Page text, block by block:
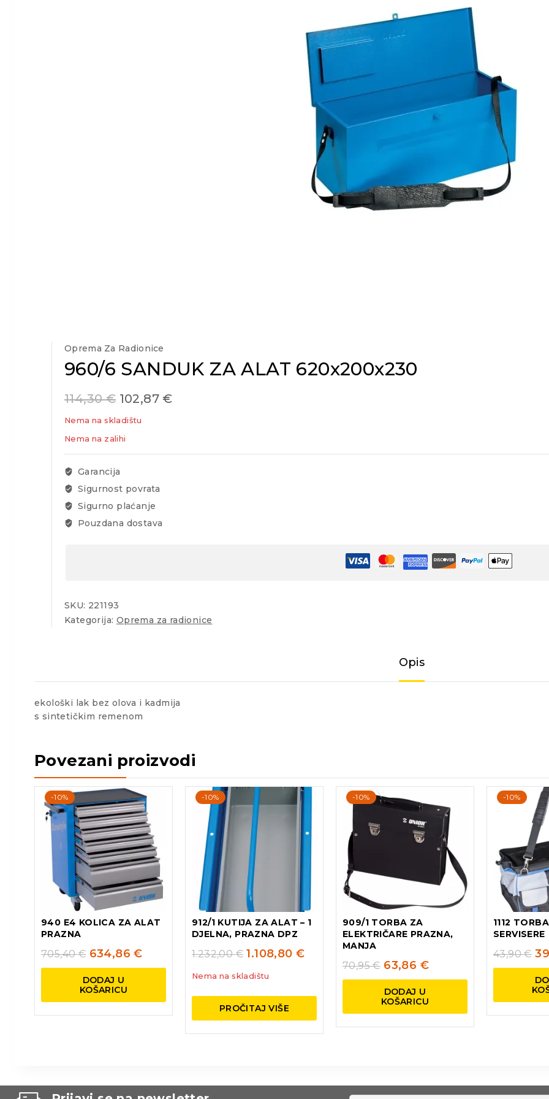
Oprema Za Radionice
960/6 SANDUK ZA ALAT 620x200x230
114,30€ 102,87 €
Nema na skladištu
Nema na zalihi
Garancija
Sigurnost povrata
Sigurno plaćanje
Pouzdana dostava
SKU: 221193
Kategorija: Oprema za radionice
Opis
ekološki lak bez olova i kadmija
s sintetičkim remenom
Povezani proizvodi
-10%
940 E4 KOLICA ZA ALAT
PRAZNA
705,40€ 634,86€
DODAJ U
KOŠARICU
-10%
912/1 KUTIJA ZA ALAT – 1
DJELNA, PRAZNA DPZ
1.232,00€ 1.108,80€
Nema na skladištu
PROČITAJ VIŠE
-10%
909/1 TORBA ZA
ELEKTRIČARE PRAZNA,
MANJA
70,95€ 63,86 €
DODAJ U
KOŠARICU
-10%
1112
SERVISERE
43,90€